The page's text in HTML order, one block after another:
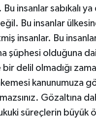
insanlar sabıkalı ya
Bu insanlar
insanlar. Bu
şüphesi olduğuna
delil olmadığı
kanunumuza
Gözaltına
süreçlerin büyük